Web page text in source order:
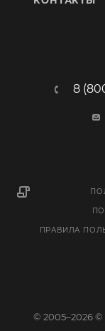
8
ПРАВИЛА
© 2005–2026